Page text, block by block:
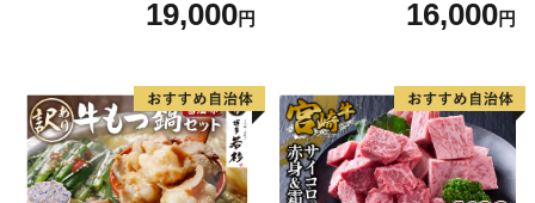
19,000円 16,000円